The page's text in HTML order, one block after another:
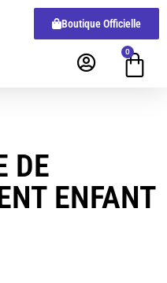
Boutique Officielle
0
DE
ENFANT